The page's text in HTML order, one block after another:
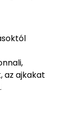
az ajkakat